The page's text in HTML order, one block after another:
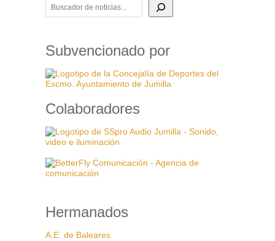
Subvencionado por
Colaboradores
Hermanados
A.E. de Baleares